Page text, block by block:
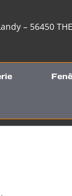
– 56450